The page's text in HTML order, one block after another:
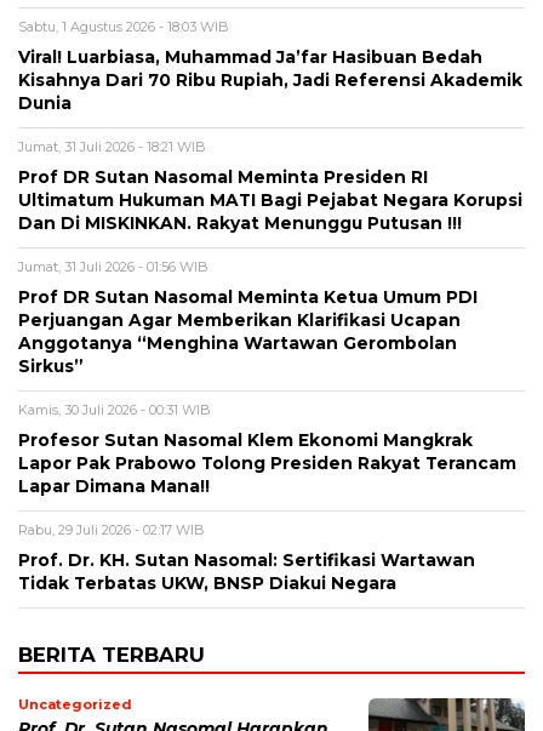
Sabtu, 1 Agustus 2026 - 18:03 WIB
Viral! Luarbiasa, Muhammad Ja’far Hasibuan Bedah
Kisahnya Dari 70 Ribu Rupiah, Jadi Referensi Akademik
Dunia
Jumat, 31 Juli 2026 - 18:21 WIB
Prof DR Sutan Nasomal Meminta Presiden RI
Ultimatum Hukuman MATI Bagi Pejabat Negara Korupsi
Dan Di MISKINKAN. Rakyat Menunggu Putusan !!!
Jumat, 31 Juli 2026 - 01:56 WIB
Prof DR Sutan Nasomal Meminta Ketua Umum PDI
Perjuangan Agar Memberikan Klarifikasi Ucapan
Anggotanya “Menghina Wartawan Gerombolan
Sirkus”
Kamis, 30 Juli 2026 - 00:31 WIB
Profesor Sutan Nasomal Klem Ekonomi Mangkrak
Lapor Pak Prabowo Tolong Presiden Rakyat Terancam
Lapar Dimana Mana!!
Rabu, 29 Juli 2026 - 02:17 WIB
Prof. Dr. KH. Sutan Nasomal: Sertifikasi Wartawan
Tidak Terbatas UKW, BNSP Diakui Negara
BERITA TERBARU
Uncategorized